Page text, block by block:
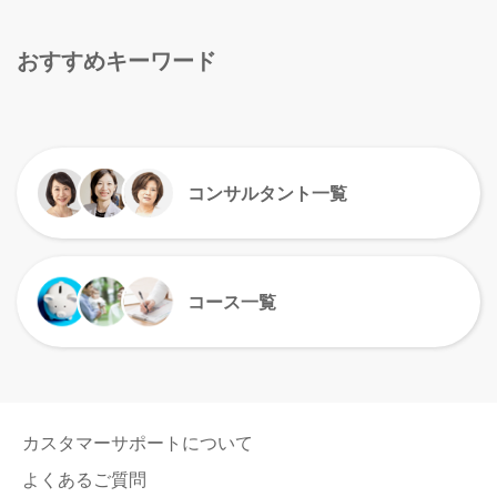
おすすめキーワード
コンサルタント一覧
コース一覧
カスタマーサポートについて
よくあるご質問